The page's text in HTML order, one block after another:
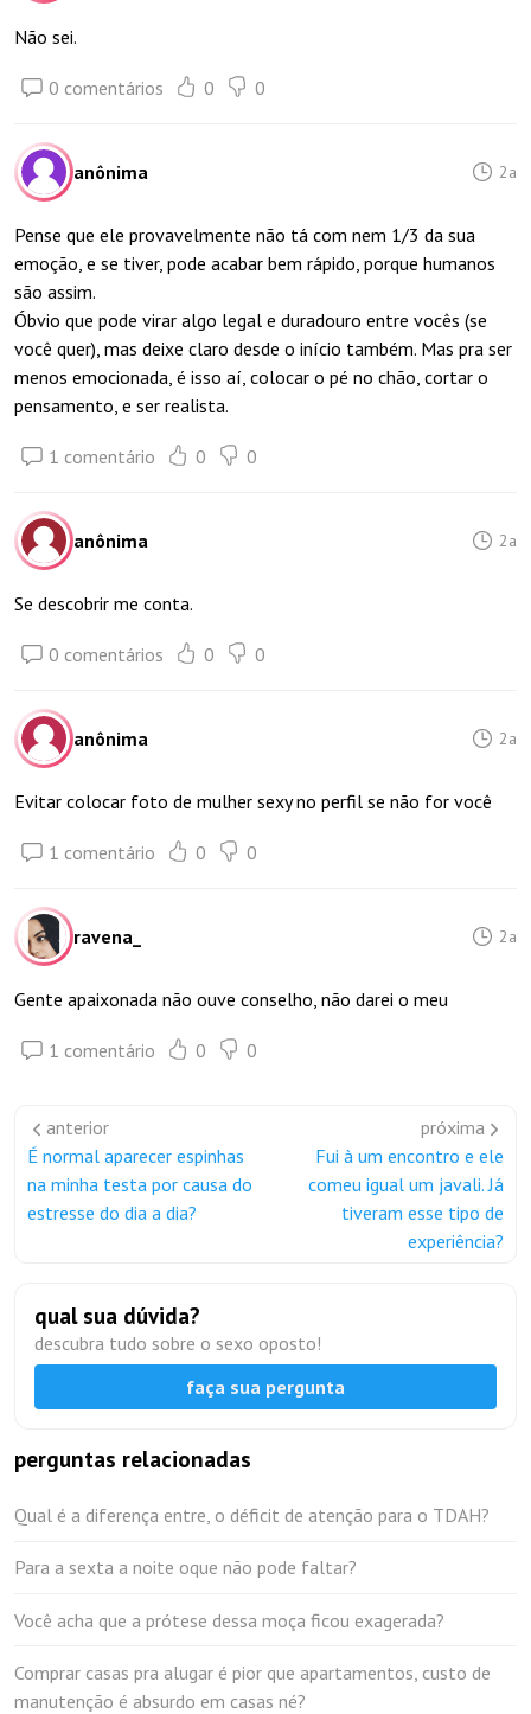
Não sei.
0 comentários 0 0
anônima 2a
Pense que ele provavelmente não tá com nem 1/3 da sua
emoção, e se tiver, pode acabar bem rápido, porque humanos
são assim.
Óbvio que pode virar algo legal e duradouro entre vocês (se
você quer), mas deixe claro desde o início também. Mas pra ser
menos emocionada, é isso aí, colocar o pé no chão, cortar o
pensamento, e ser realista.
1 comentário 0 0
anônima 2a
Se descobrir me conta.
0 comentários 0 0
anônima 2a
Evitar colocar foto de mulher sexy no perfil se não for você
1 comentário 0 0
ravena_ 2a
Gente apaixonada não ouve conselho, não darei o meu
1 comentário 0 0
anterior
É normal aparecer espinhas
na minha testa por causa do
estresse do dia a dia?
próxima
Fui à um encontro e ele
comeu igual um javali. Já
tiveram esse tipo de
experiência?
qual sua dúvida?
descubra tudo sobre o sexo oposto!
faça sua pergunta
perguntas relacionadas
Qual é a diferença entre, o déficit de atenção para o TDAH?
Para a sexta a noite oque não pode faltar?
Você acha que a prótese dessa moça ficou exagerada?
Comprar casas pra alugar é pior que apartamentos, custo de
manutenção é absurdo em casas né?